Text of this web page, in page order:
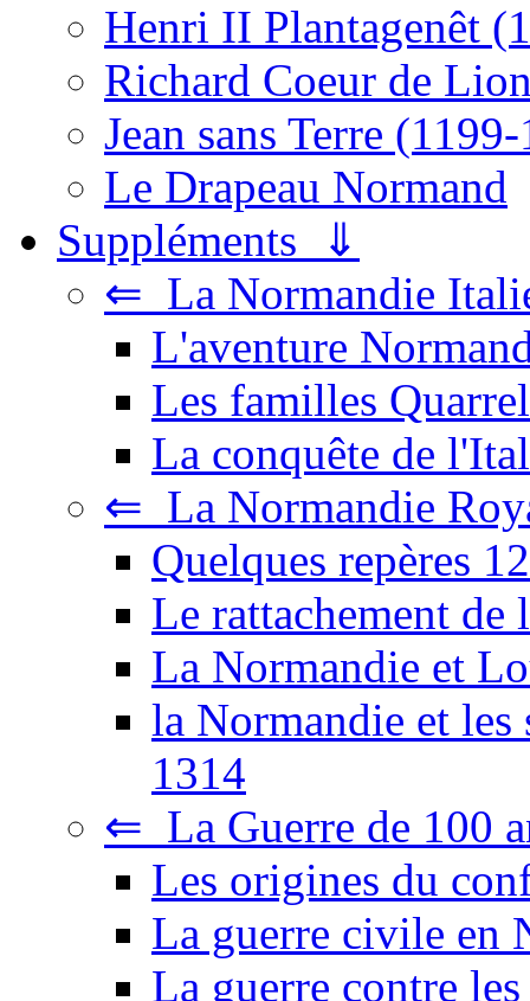
Henri II Plantagenêt
Richard Coeur de
Jean sans Terre
Le Drapeau Normand
Suppléments ⇓
⇐ La Normandie
L'aventure
Les familles
La conquête de
⇐ La Normandie
Quelques repères
Le rattachement
La Normandie et
la Normandie et les
1314
⇐ La Guerre de 100
Les origines du
La guerre civile en
La guerre contre